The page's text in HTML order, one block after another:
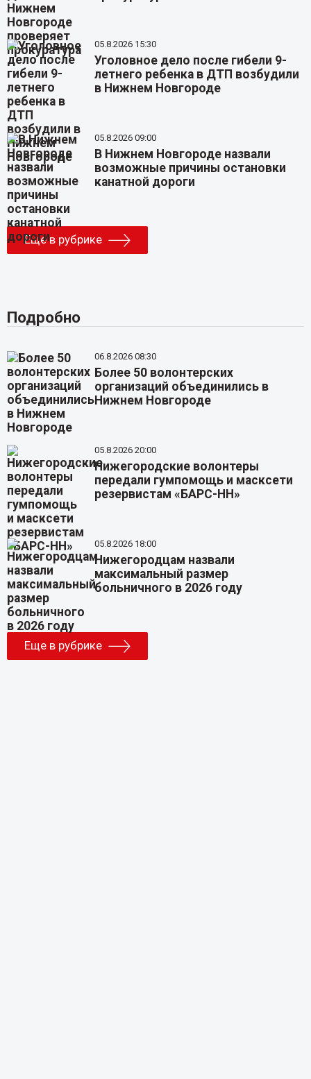
05.8.2026 15:30
Уголовное дело после гибели 9-
летнего ребенка в ДТП возбудили
в Нижнем Новгороде
05.8.2026 09:00
В Нижнем Новгороде назвали
возможные причины остановки
канатной дороги
Еще в рубрике
Подробно
06.8.2026 08:30
Более 50 волонтерских
организаций объединились в
Нижнем Новгороде
05.8.2026 20:00
Нижегородские волонтеры
передали гумпомощь и масксети
резервистам «БАРС-НН»
05.8.2026 18:00
Нижегородцам назвали
максимальный размер
больничного в 2026 году
Еще в рубрике